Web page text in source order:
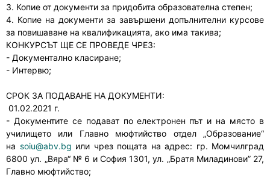
3. Копие от документи за придобита образователна степен;
4. Копие на документи за завършени допълнителни курсове
за повишаване на квалификацията, ако има такива;
КОНКУРСЪТ ЩЕ СЕ ПРОВЕДЕ ЧРЕЗ:
- Документално класиране;
- Интервю;
СРОК ЗА ПОДАВАНЕ НА ДОКУМЕНТИ:
01.02.2021 г.
- Документите се подават по електронен път и на място в
училището или Главно мюфтийство отдел „Образование“
на soiu@abv.bg или чрез пощата на адрес: гр. Момчилград
6800 ул. „Вяра“ № 6 и София 1301, ул. „Братя Миладинови” 27,
Главно мюфтийство;